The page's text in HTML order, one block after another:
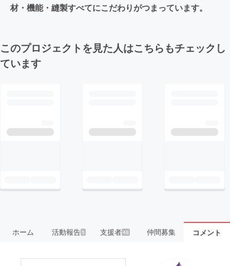
材・機能・縫製すべてにこだわりがつまっています。
このプロジェクトを見た人はこちらもチェックし
ています
ホーム 活動報告5 支援者48 仲間募集 コメント